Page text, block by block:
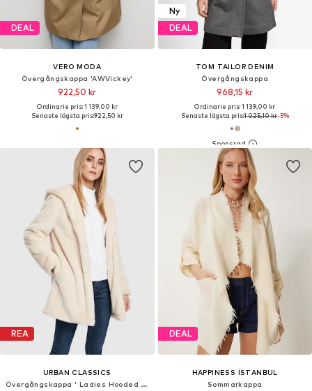
DEAL
VERO MODA
Övergångskappa 'AWVickey'
922,50 kr
Ordinarie pris: 1 139,00 kr
Senaste lägsta pris:922,50 kr
Ny
DEAL
TOM TAILOR DENIM
Övergångskappa
968,15 kr
Ordinarie pris: 1 139,00 kr
Senaste lägsta pris:1 025,10 kr-5%
REA
URBAN CLASSICS
Övergångskappa ' Ladies Hooded Teddy Coat '
DEAL
HAPPINESS İSTANBUL
Sommarkappa